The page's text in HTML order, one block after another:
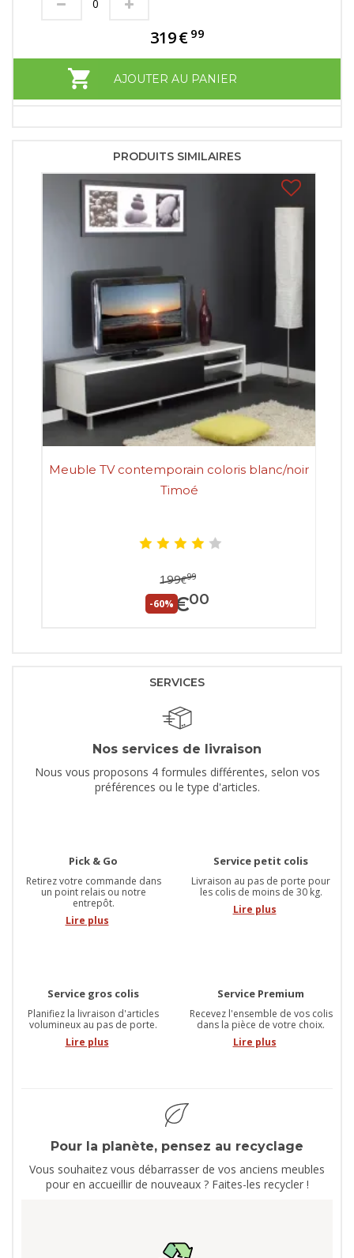
319€ 99
AJOUTER AU PANIER
PRODUITS SIMILAIRES
Meuble TV contemporain coloris blanc/noir
Timoé
-60%
199€99
80€00
SERVICES
Nos services de livraison
Nous vous proposons 4 formules différentes, selon vos
préférences ou le type d'articles.
Pick & Go
Retirez votre commande dans
un point relais ou notre
entrepôt.
Lire plus
Service petit colis
Livraison au pas de porte pour
les colis de moins de 30 kg.
Lire plus
Service gros colis
Planifiez la livraison d'articles
volumineux au pas de porte.
Lire plus
Service Premium
Recevez l'ensemble de vos colis
dans la pièce de votre choix.
Lire plus
Pour la planète, pensez au recyclage
Vous souhaitez vous débarrasser de vos anciens meubles
pour en accueillir de nouveaux ? Faites-les recycler !